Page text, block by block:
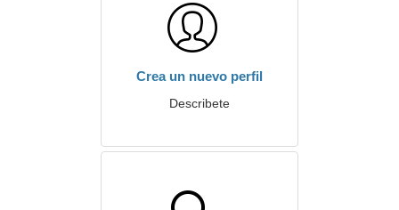
Crea un nuevo perfil
Describete